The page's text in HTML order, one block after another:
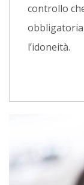
controllo
l’idoneità.